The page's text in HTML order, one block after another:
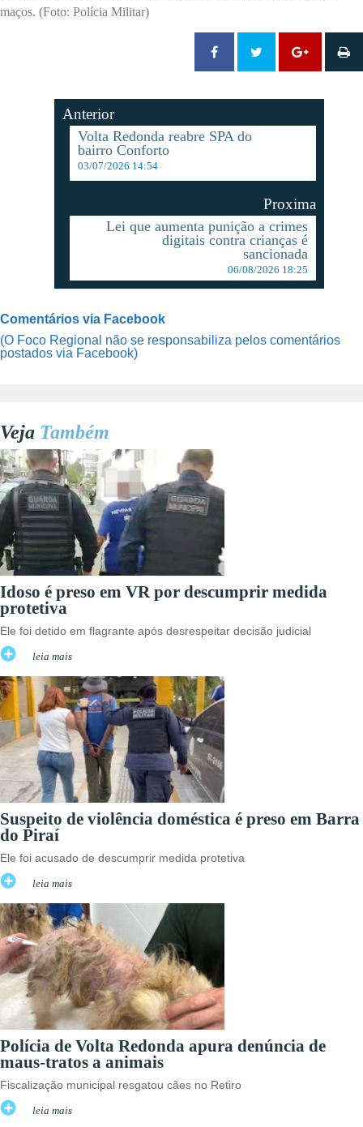
maços. (Foto: Polícia Militar)
Anterior
Volta Redonda reabre SPA do
bairro Conforto
03/07/2026 14:54
Proxima
Lei que aumenta punição a crimes
digitais contra crianças é
sancionada
06/08/2026 18:25
Comentários via Facebook
(O Foco Regional não se responsabiliza pelos comentários
postados via Facebook)
Veja Também
Idoso é preso em VR por descumprir medida
protetiva
Ele foi detido em flagrante após desrespeitar decisão judicial
leia mais
Suspeito de violência doméstica é preso em Barra
do Piraí
Ele foi acusado de descumprir medida protetiva
leia mais
Polícia de Volta Redonda apura denúncia de
maus-tratos a animais
Fiscalização municipal resgatou cães no Retiro
leia mais